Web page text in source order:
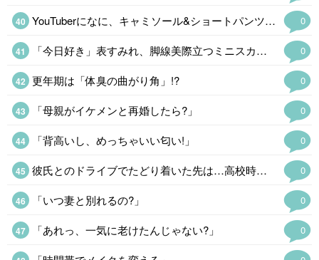
0
YouTuberになに、キャミソール&ショートパンツスタイルで美ボディ際…
0
「今日好き」表すみれ、脚線美際立つミニスカコーデ披露
0
更年期は「体臭の曲がり角」!?
0
「母親がイケメンと再婚したら?」
0
「背高いし、めっちゃいい匂い!」
0
彼氏とのドライブでたどり着いた先は…高校時代に告白
0
「いつ妻と別れるの?」
0
「あれっ、一気に老けたんじゃない?」